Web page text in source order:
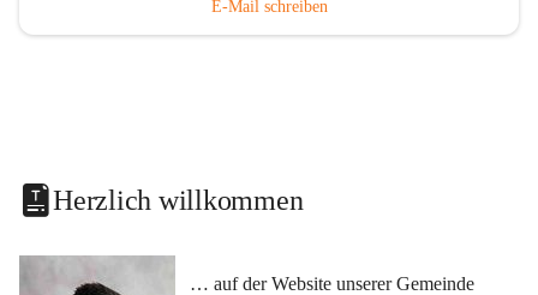
E-Mail schreiben
Herzlich willkommen
… auf der Website unserer Gemeinde